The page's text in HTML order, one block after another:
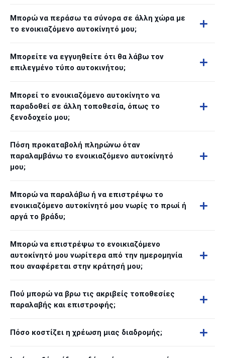
Μπορώ να περάσω τα σύνορα σε άλλη χώρα με
το ενοικιαζόμενο αυτοκίνητό μου;
Μπορείτε να εγγυηθείτε ότι θα λάβω τον
επιλεγμένο τύπο αυτοκινήτου;
Μπορεί το ενοικιαζόμενο αυτοκίνητο να
παραδοθεί σε άλλη τοποθεσία, όπως το
ξενοδοχείο μου;
Πόση προκαταβολή πληρώνω όταν
παραλαμβάνω το ενοικιαζόμενο αυτοκίνητό
μου;
Μπορώ να παραλάβω ή να επιστρέψω το
ενοικιαζόμενο αυτοκίνητό μου νωρίς το πρωί ή
αργά το βράδυ;
Μπορώ να επιστρέψω το ενοικιαζόμενο
αυτοκίνητό μου νωρίτερα από την ημερομηνία
που αναφέρεται στην κράτησή μου;
Πού μπορώ να βρω τις ακριβείς τοποθεσίες
παραλαβής και επιστροφής;
Πόσο κοστίζει η χρέωση μιας διαδρομής;